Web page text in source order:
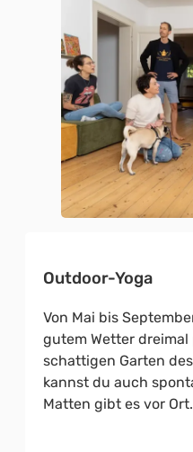
Outdoor-Yoga
Von Mai bis
gutem Wetter dreimal
schattigen Garten
kannst du auch
Matten gibt es vor Ort.